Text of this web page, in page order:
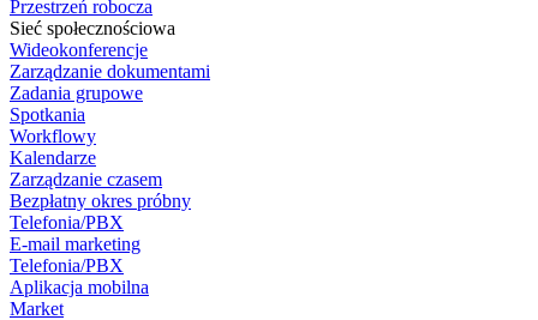
Przestrzeń robocza
Sieć społecznościowa
Wideokonferencje
Zarządzanie dokumentami
Zadania grupowe
Spotkania
Workflowy
Kalendarze
Zarządzanie czasem
Bezpłatny okres próbny
Telefonia/PBX
E-mail marketing
Telefonia/PBX
Aplikacja mobilna
Market